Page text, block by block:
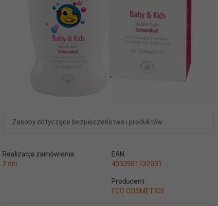
Zasoby dotyczące bezpieczeństwa i produktów
Realizacja zamówienia:
2 dni
EAN:
4033981732031
Producent:
ECO COSMETICS